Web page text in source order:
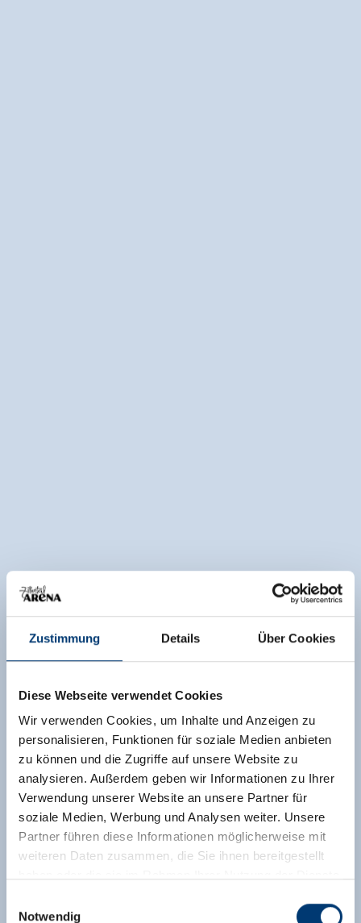
Zustimmung Details Über Cookies
Diese Webseite verwendet Cookies
Wir verwenden Cookies, um Inhalte und Anzeigen zu
personalisieren, Funktionen für soziale Medien anbieten
zu können und die Zugriffe auf unsere Website zu
analysieren. Außerdem geben wir Informationen zu Ihrer
Verwendung unserer Website an unsere Partner für
soziale Medien, Werbung und Analysen weiter. Unsere
Partner führen diese Informationen möglicherweise mit
weiteren Daten zusammen, die Sie ihnen bereitgestellt
Notwendig